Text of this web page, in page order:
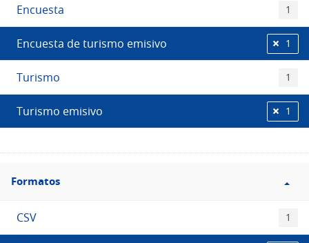
Encuesta 1
Encuesta de turismo emisivo 1
Turismo 1
Turismo emisivo 1
Filtro
Formatos
Formatos
CSV 1